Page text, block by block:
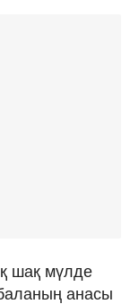
шақ мүлде
анасы